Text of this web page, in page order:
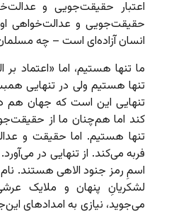
اعتبار حقیقت‌جویی و
حقیقت‌جویی و عدالت‌خواهی
انسان آزاده‌ای است – چه
ما تنها هستیم، اما «اعتماد بر
تنها هستیم ولی در تنهایی
تنهایی این است که جهان هم
کند اما هم‌چنان ما از
تنها هستیم. اما حقیقت و
فربه می‌کند. از تنهایی در
اسمِ رمز جنود الاهی هستند.
لشکریانِ پنهان و ملایک
می‌جوید، نیازی به امدادهای